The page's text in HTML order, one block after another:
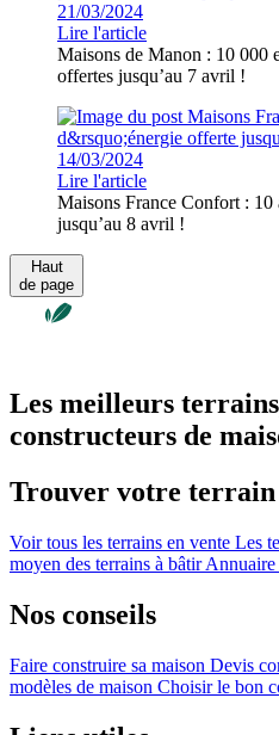
21/03/2024
Lire l'article
Maisons de Manon : 10 000
offertes jusqu’au 7 avril !
14/03/2024
Lire l'article
Maisons France Confort : 10
jusqu’au 8 avril !
Haut
de page
Les meilleurs
constructeurs de
Trouver votre terrain
Voir tous les terrains en vente Les
moyen des terrains à bâtirAnnuaire
Nos conseils
Faire construire sa maison Devis
modèles de maison Choisir le bon